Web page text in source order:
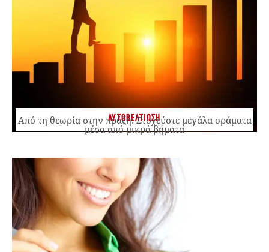
ΑΥΤΟΒΕΛΤΙΩΣΗ
Από τη θεωρία στην πράξη: Στοχεύστε μεγάλα οράματα
μέσα από μικρά βήματα